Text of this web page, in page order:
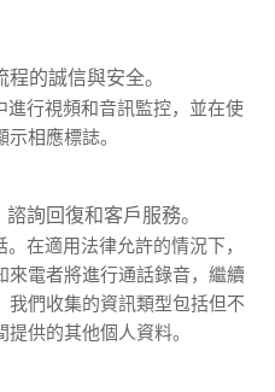
的誠信與安全。
進行視頻和音訊監控，並在使
相應標誌。
詢回復和客戶服務。
在適用法律允許的情況下，
來電者將進行通話錄音，繼續
我們收集的資訊類型包括但不
供的其他個人資料。